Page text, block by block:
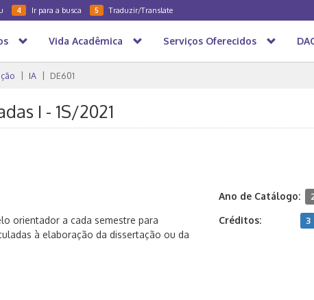
4 Ir para a busca 5 Traduzir/Translate
Vida Acadêmica Serviços Oferecidos
IA DE601
I - 1S/2021
orientador a cada semestre para
à elaboração da dissertação ou da
Ano de Catálogo:
Créditos: 3